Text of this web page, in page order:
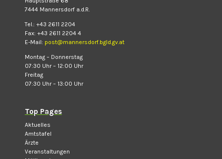
7444 Mannersdorf a.d.R.
Tel.: +43 2611 2204
Fax: +43 2611 2204 4
E-Mail: post@mannersdorf.bgld.gv.at
Montag – Donnerstag
07:30 Uhr – 12:00 Uhr
Freitag
07:30 Uhr – 13:00 Uhr
Top Pages
Aktuelles
Amtstafel
Ärzte
Veranstaltungen